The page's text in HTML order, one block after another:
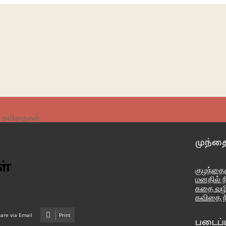
கவிதைகள்
via Email Print
மனதில்
கதை
கவிதை